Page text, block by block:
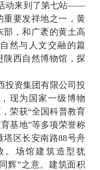
动来到了第七站——
重要发祥地之一，黄
，和广袤的黄土高
然与人文交融的篇
陕西自然博物馆，探
投资集团有限公司投
现为国家一级博物
荣获“全国科普教育
基地”等多项荣誉称
区长安南路88号舟
。场馆建筑造型犹
辉”之意。建筑面积